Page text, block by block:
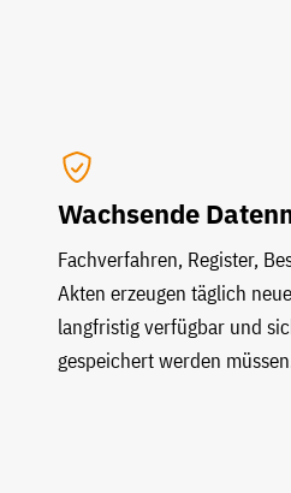
Wachsende
Fachverfahren, Register,
Akten erzeugen täglich
langfristig verfügbar und
gespeichert werden